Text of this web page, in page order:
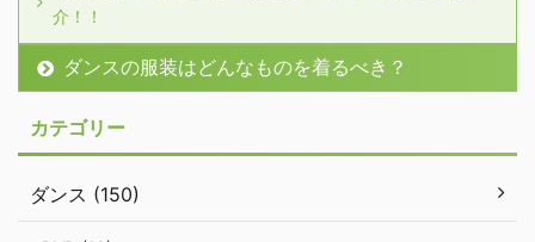
介！！
ダンスの服装はどんなものを着るべき？
カテゴリー
ダンス (150)